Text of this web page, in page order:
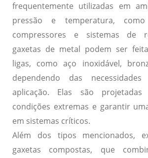
frequentemente utilizadas em
pressão e temperatura,
compressores e sistemas de
gaxetas de metal podem ser
ligas, como aço inoxidável,
dependendo das
aplicação. Elas são
condições extremas e garantir
em sistemas críticos.
Além dos tipos mencionados,
gaxetas compostas, que